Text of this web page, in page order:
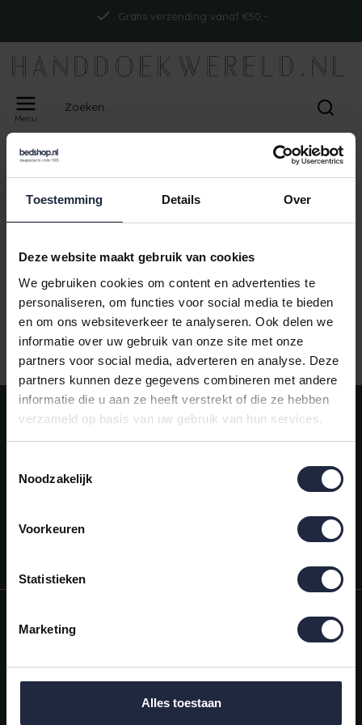
Toestemming Details Over
Deze website maakt gebruik van cookies
We gebruiken cookies om content en advertenties te
personaliseren, om functies voor social media te bieden
en om ons websiteverkeer te analyseren. Ook delen we
informatie over uw gebruik van onze site met onze
partners voor social media, adverteren en analyse. Deze
partners kunnen deze gegevens combineren met andere
informatie die u aan ze heeft verstrekt of die ze hebben
verzameld op basis van uw gebruik van hun services.
Noodzakelijk
Voorkeuren
Statistieken
Marketing
Alles toestaan
Gratis verzending vanaf €50,-
Menu
Home
PRODUCTEN GETAGD MET
ISM_ABYSSMUSTCT_ICE
Geen producten gevonden!
Gratis verzending vanaf €50,-
Meld je aan voor onze nieuwsbrief!
AANMELDEN
Mijn account
Categorieën